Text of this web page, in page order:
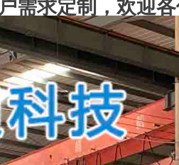
需求定制，欢迎各
扫描微信二维码